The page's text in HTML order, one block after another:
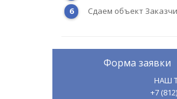
Сдаем объект
Форма заявки
НАШ
+7